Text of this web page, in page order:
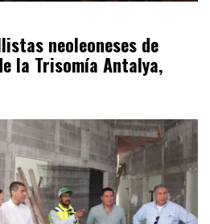
neoleoneses de
la Trisomía Antalya,